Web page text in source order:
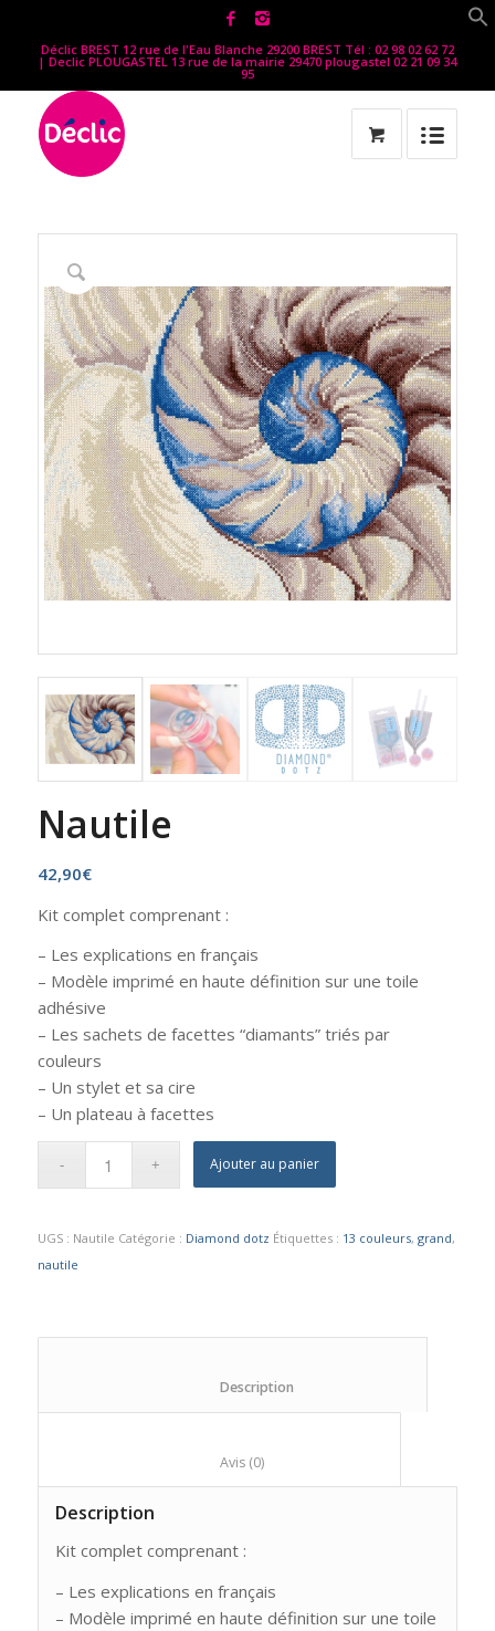
Déclic BREST 12 rue de l'Eau Blanche 29200 BREST Tél : 02 98 02 62 72
| Declic PLOUGASTEL 13 rue de la mairie 29470 plougastel 02 21 09 34
95
Nautile
42,90€
Kit complet comprenant :
– Les explications en français
– Modèle imprimé en haute définition sur une toile
adhésive
– Les sachets de facettes “diamants” triés par
couleurs
– Un stylet et sa cire
– Un plateau à facettes
Ajouter au panier
UGS : Nautile Catégorie : Diamond dotz Étiquettes : 13 couleurs, grand,
nautile
						Avis (0)
Description
Kit complet comprenant :
– Les explications en français
– Modèle imprimé en haute définition sur une toile